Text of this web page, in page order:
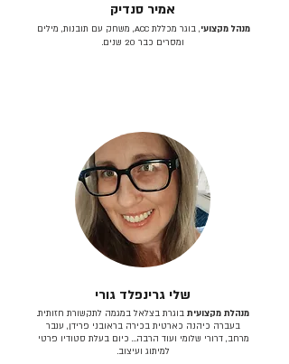
אמיר סנדיק
מנהל מקצועי
, בוגר מכללת ACC, משחק עם תובנות, מילים
ומסרים כבר 20 שנים.
שלי גרינפלד גורי
מנהלת מקצועית בוגרת בצלאל במגמה לתקשורת חזותית.
בעברה כיהנה כארטית בכירה בראובני פרידן, ענבר
מרחב, דרורי שלומי ועוד הרבה… כיום בעלת סטודיו פרטי
למיתוג ועיצוב.